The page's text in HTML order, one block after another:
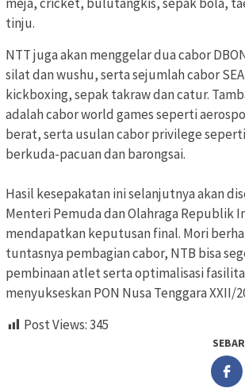
tinju.
NTT juga akan menggelar dua cabor
silat dan wushu, serta sejumlah cabor
kickboxing, sepak takraw dan catur.
adalah cabor world games seperti
berat, serta usulan cabor privilege
berkuda-pacuan dan barongsai.
Hasil kesepakatan ini selanjutnya akan
Menteri Pemuda dan Olahraga Republik
mendapatkan keputusan final. Mori
tuntasnya pembagian cabor, NTB bisa
pembinaan atlet serta optimalisasi
menyukseskan PON Nusa Tenggara XXII/
Post Views:345